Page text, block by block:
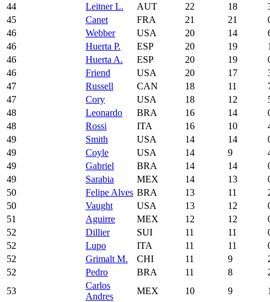
44
Leitner L. AUT 22 18
45
Canet FRA 21 21
46
Webber USA 20 14
46
Huerta P. ESP 20 19
46
Huerta A. ESP 20 19
46
Friend USA 20 17
47
Russell CAN 18 11
47
Cory USA 18 12
48
Leonardo BRA 16 14
48
Rossi ITA 16 10
49
Smith USA 14 14
49
Coyle USA 14 9
49
Gabriel BRA 14 14
49
Sarabia MEX 14 13
50
Felipe Alves BRA 13 11
50
Vaught USA 13 12
51
Aguirre MEX 12 12
52
Dillier SUI 11 11
52
Lupo ITA 11 11
52
Grimalt M. CHI 11 9
52
Pedro BRA 11 8
53
Carlos
Andres
MEX 10 9